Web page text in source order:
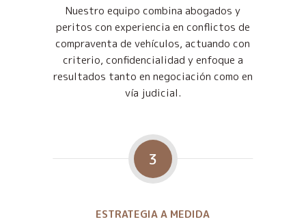
Nuestro equipo combina abogados y
peritos con experiencia en conflictos de
compraventa de vehículos, actuando con
criterio, confidencialidad y enfoque a
resultados tanto en negociación como en
vía judicial.
3
ESTRATEGIA A MEDIDA